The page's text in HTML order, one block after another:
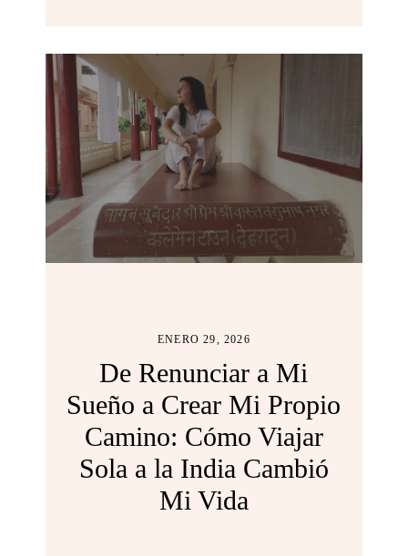
ENERO 29, 2026
De Renunciar a Mi
Sueño a Crear Mi Propio
Camino: Cómo Viajar
Sola a la India Cambió
Mi Vida